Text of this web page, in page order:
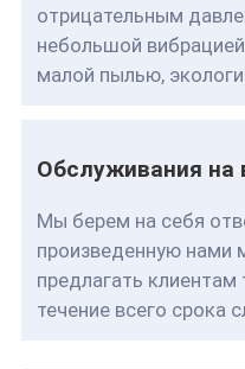
отрицательным
небольшой
малой пылью,
Обслуживания на
Мы берем на себя
произведенную
предлагать клиентам
течение всего срока